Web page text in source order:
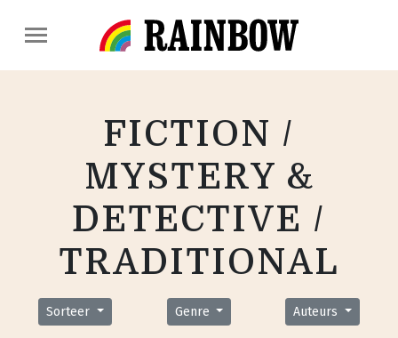
FICTION /
MYSTERY &
DETECTIVE /
TRADITIONAL
Sorteer Genre Auteurs